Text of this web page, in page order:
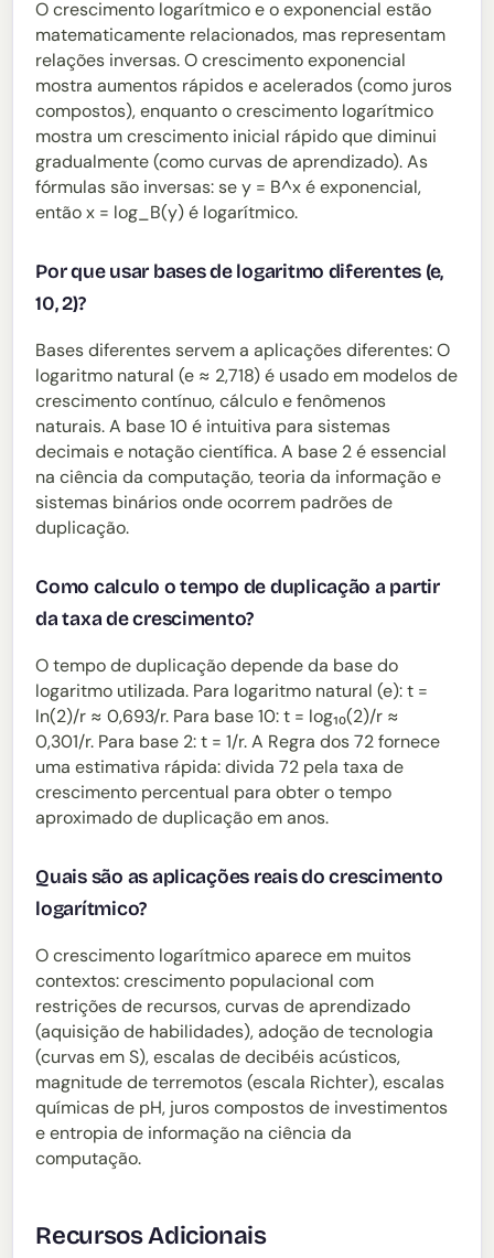
O crescimento logarítmico e o exponencial estão
matematicamente relacionados, mas representam
relações inversas. O crescimento exponencial
mostra aumentos rápidos e acelerados (como juros
compostos), enquanto o crescimento logarítmico
mostra um crescimento inicial rápido que diminui
gradualmente (como curvas de aprendizado). As
fórmulas são inversas: se y = B^x é exponencial,
então x = log_B(y) é logarítmico.
Por que usar bases de logaritmo diferentes (e,
10, 2)?
Bases diferentes servem a aplicações diferentes: O
logaritmo natural (e ≈ 2,718) é usado em modelos de
crescimento contínuo, cálculo e fenômenos
naturais. A base 10 é intuitiva para sistemas
decimais e notação científica. A base 2 é essencial
na ciência da computação, teoria da informação e
sistemas binários onde ocorrem padrões de
duplicação.
Como calculo o tempo de duplicação a partir
da taxa de crescimento?
O tempo de duplicação depende da base do
logaritmo utilizada. Para logaritmo natural (e): t =
ln(2)/r ≈ 0,693/r. Para base 10: t = log₁₀(2)/r ≈
0,301/r. Para base 2: t = 1/r. A Regra dos 72 fornece
uma estimativa rápida: divida 72 pela taxa de
crescimento percentual para obter o tempo
aproximado de duplicação em anos.
Quais são as aplicações reais do crescimento
logarítmico?
O crescimento logarítmico aparece em muitos
contextos: crescimento populacional com
restrições de recursos, curvas de aprendizado
(aquisição de habilidades), adoção de tecnologia
(curvas em S), escalas de decibéis acústicos,
magnitude de terremotos (escala Richter), escalas
químicas de pH, juros compostos de investimentos
e entropia de informação na ciência da
computação.
Recursos Adicionais